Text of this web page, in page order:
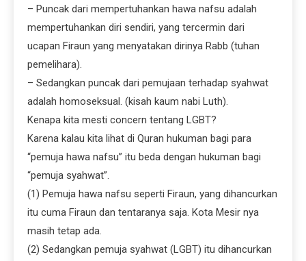
– Puncak dari mempertuhankan hawa nafsu adalah
mempertuhankan diri sendiri, yang tercermin dari
ucapan Firaun yang menyatakan dirinya Rabb (tuhan
pemelihara).
– Sedangkan puncak dari pemujaan terhadap syahwat
adalah homoseksual. (kisah kaum nabi Luth).
Kenapa kita mesti concern tentang LGBT?
Karena kalau kita lihat di Quran hukuman bagi para
“pemuja hawa nafsu” itu beda dengan hukuman bagi
“pemuja syahwat”.
(1) Pemuja hawa nafsu seperti Firaun, yang dihancurkan
itu cuma Firaun dan tentaranya saja. Kota Mesir nya
masih tetap ada.
(2) Sedangkan pemuja syahwat (LGBT) itu dihancurkan